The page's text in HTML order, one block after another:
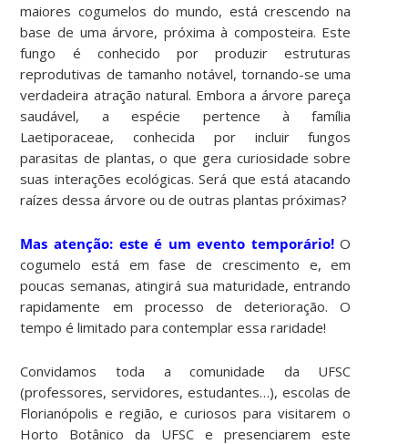
maiores cogumelos do mundo, está crescendo na
base de uma árvore, próxima à composteira. Este
fungo é conhecido por produzir estruturas
reprodutivas de tamanho notável, tornando-se uma
verdadeira atração natural. Embora a árvore pareça
saudável, a espécie pertence à família
Laetiporaceae, conhecida por incluir fungos
parasitas de plantas, o que gera curiosidade sobre
suas interações ecológicas. Será que está atacando
raízes dessa árvore ou de outras plantas próximas?
Mas atenção: este é um evento temporário!O
cogumelo está em fase de crescimento e, em
poucas semanas, atingirá sua maturidade, entrando
rapidamente em processo de deterioração. O
tempo é limitado para contemplar essa raridade!
Convidamos toda a comunidade da UFSC
(professores, servidores, estudantes…), escolas de
Florianópolis e região, e curiosos para visitarem o
Horto Botânico da UFSC e presenciarem este